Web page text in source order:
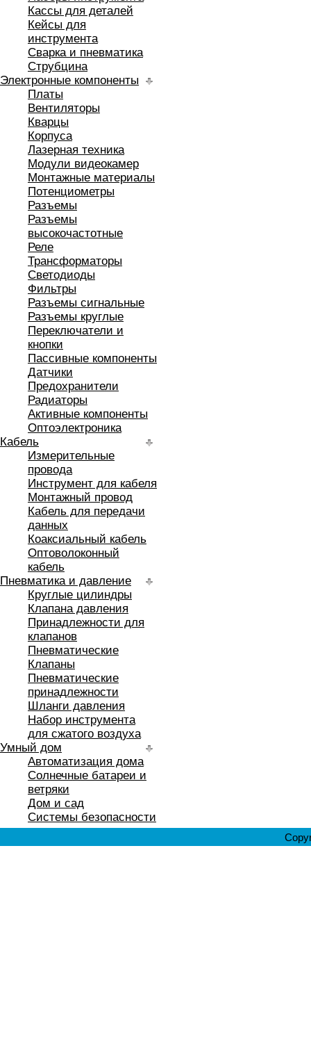
Кассы для деталей
Кейсы для
инструмента
Сварка и пневматика
Струбцина
Электронные компоненты
Платы
Вентиляторы
Кварцы
Корпуса
Лазерная техника
Модули видеокамер
Монтажные материалы
Потенциометры
Разъемы
Разъемы
высокочастотные
Реле
Трансформаторы
Светодиоды
Фильтры
Разъемы сигнальные
Разъемы круглые
Переключатели и
кнопки
Пассивные компоненты
Датчики
Предохранители
Радиаторы
Активные компоненты
Оптоэлектроника
Кабель
Измерительные
провода
Инструмент для кабеля
Монтажный провод
Кабель для передачи
данных
Коаксиальный кабель
Оптоволоконный
кабель
Пневматика и давление
Круглые цилиндры
Клапана давления
Принадлежности для
клапанов
Пневматические
Клапаны
Пневматические
принадлежности
Шланги давления
Набор инструмента
для сжатого воздуха
Умный дом
Автоматизация дома
Солнечные батареи и
ветряки
Дом и сад
Системы безопасности